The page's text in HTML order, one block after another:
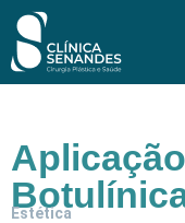
Estética